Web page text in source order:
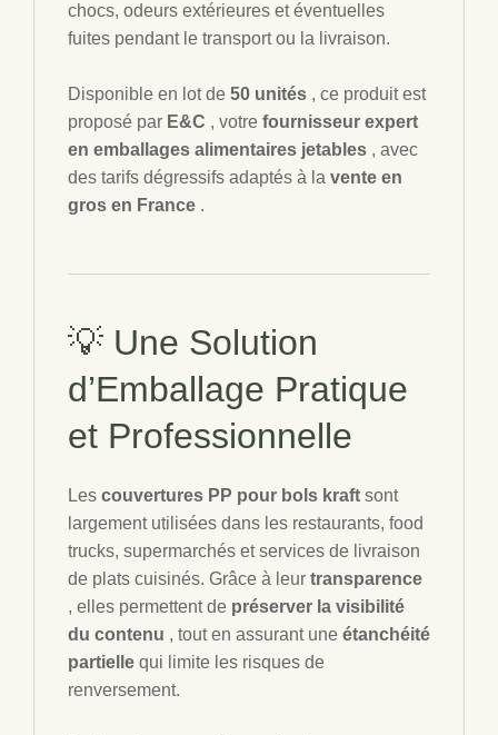
chocs, odeurs extérieures et éventuelles
fuites pendant le transport ou la livraison.
Disponible en lot de 50 unités , ce produit est
proposé par E&C , votre fournisseur expert
en emballages alimentaires jetables , avec
des tarifs dégressifs adaptés à la vente en
gros en France .
💡 Une Solution
d’Emballage Pratique
et Professionnelle
Les couvertures PP pour bols kraft sont
largement utilisées dans les restaurants, food
trucks, supermarchés et services de livraison
de plats cuisinés. Grâce à leur transparence
, elles permettent de préserver la visibilité
du contenu , tout en assurant une étanchéité
partielle qui limite les risques de
renversement.